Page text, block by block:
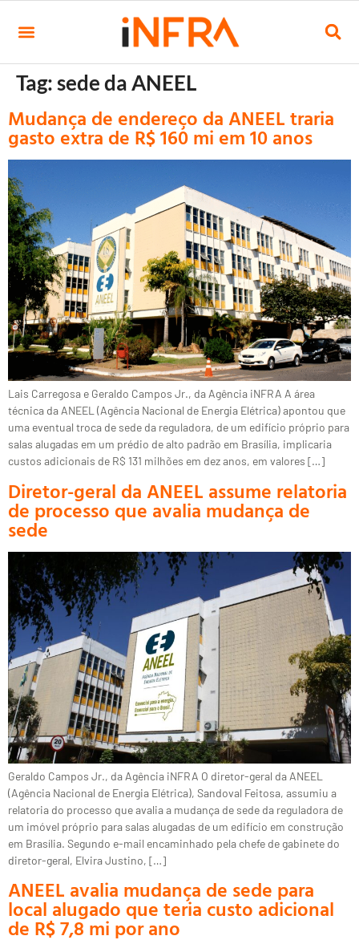
Tag:sede da ANEEL
Mudança de endereço da ANEEL traria
gasto extra de R$ 160 mi em 10 anos
Lais Carregosa e Geraldo Campos Jr., da Agência iNFRA A área
técnica da ANEEL (Agência Nacional de Energia Elétrica) apontou que
uma eventual troca de sede da reguladora, de um edifício próprio para
salas alugadas em um prédio de alto padrão em Brasília, implicaria
custos adicionais de R$ 131 milhões em dez anos, em valores […]
Diretor-geral da ANEEL assume relatoria
de processo que avalia mudança de
sede
Geraldo Campos Jr., da Agência iNFRA O diretor-geral da ANEEL
(Agência Nacional de Energia Elétrica), Sandoval Feitosa, assumiu a
relatoria do processo que avalia a mudança de sede da reguladora de
um imóvel próprio para salas alugadas de um edifício em construção
em Brasília. Segundo e-mail encaminhado pela chefe de gabinete do
diretor-geral, Elvira Justino, […]
ANEEL avalia mudança de sede para
local alugado que teria custo adicional
de R$ 7,8 mi por ano